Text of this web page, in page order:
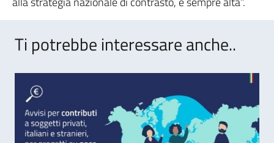
Ti potrebbe interessare anche..